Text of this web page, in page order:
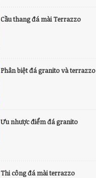
Cầu thang đá mài Terrazzo
Phân biệt đá granito và terrazzo
Ưu nhược điểm đá granito
Thi công đá mài terrazzo